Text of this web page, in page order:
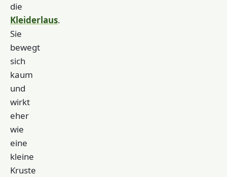
die
Kleiderlaus.
Sie
bewegt
sich
kaum
und
wirkt
eher
wie
eine
kleine
Kruste